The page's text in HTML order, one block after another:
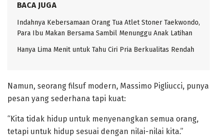
BACA JUGA
Indahnya Kebersamaan Orang Tua Atlet Stoner Taekwondo,
Para Ibu Makan Bersama Sambil Menunggu Anak Latihan
Hanya Lima Menit untuk Tahu Ciri Pria Berkualitas Rendah
Namun, seorang filsuf modern, Massimo Pigliucci, punya
pesan yang sederhana tapi kuat:
“Kita tidak hidup untuk menyenangkan semua orang,
tetapi untuk hidup sesuai dengan nilai-nilai kita.”